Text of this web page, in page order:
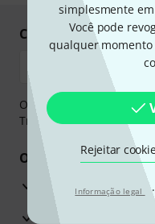
simplesmente em
Você pode
qualquer momento
Rejeitar
Informação legal ·
Compre e pague em
O pagamento pode ser
Transferência bancária,
Os seus benefícios
Garantia Thomann
30 dias de garantia